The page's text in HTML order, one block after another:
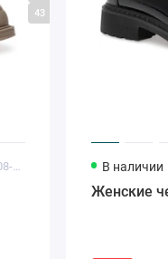
Код товара: YL001-03-08-SP
43
В наличии
Женские